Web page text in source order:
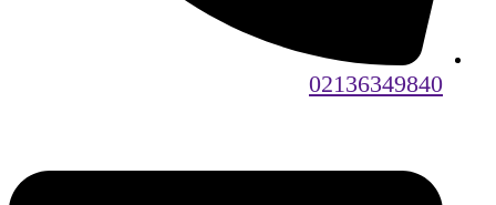
02136349840